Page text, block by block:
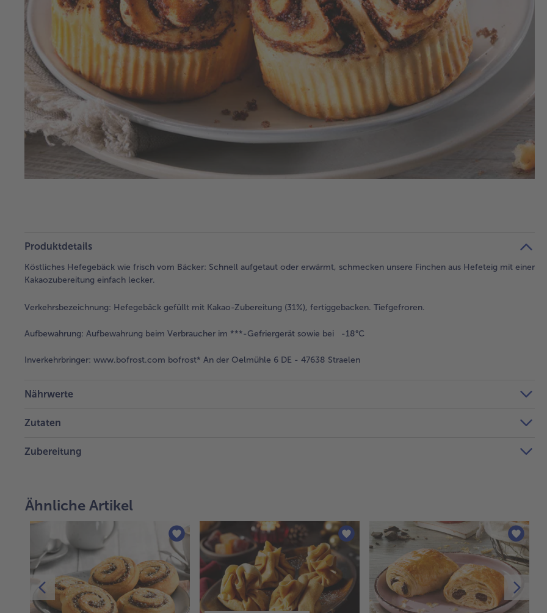
Produktdetails
Köstliches Hefegebäck wie frisch vom Bäcker: Schnell aufgetaut oder erwärmt, schmecken unsere Finchen aus Hefeteig mit einer
Kakaozubereitung einfach lecker.
Verkehrsbezeichnung: Hefegebäck gefüllt mit Kakao-Zubereitung (31%), fertiggebacken. Tiefgefroren.
Aufbewahrung: Aufbewahrung beim Verbraucher im ***-Gefriergerät sowie bei -18°C
Inverkehrbringer: www.bofrost.com bofrost* An der Oelmühle 6 DE - 47638 Straelen
Nährwerte
Zutaten
Zubereitung
Ähnliche Artikel